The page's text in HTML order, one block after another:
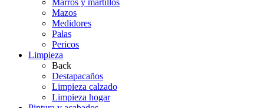
Marros y martillos
Mazos
Medidores
Palas
Pericos
Limpieza
Back
Destapacaños
Limpieza calzado
Limpieza hogar